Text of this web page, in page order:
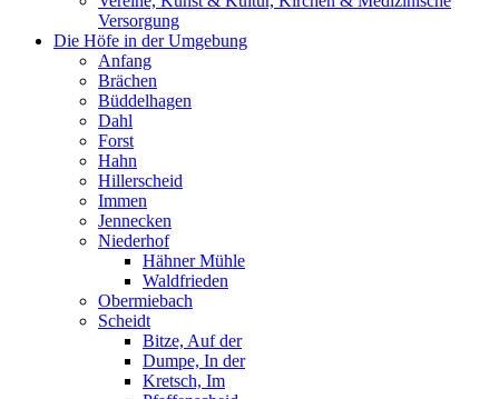
Versorgung
Die Höfe in der Umgebung
Anfang
Brächen
Büddelhagen
Dahl
Forst
Hahn
Hillerscheid
Immen
Jennecken
Niederhof
Hähner Mühle
Waldfrieden
Obermiebach
Scheidt
Bitze, Auf der
Dumpe, In der
Kretsch, Im